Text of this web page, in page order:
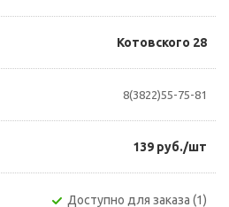
Котовского 28
8(3822)55-75-81
139 руб./шт
Доступно для заказа (1)